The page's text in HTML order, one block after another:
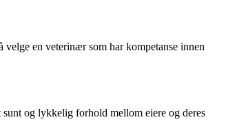
en veterinær som har kompetanse innen
og lykkelig forhold mellom eiere og deres